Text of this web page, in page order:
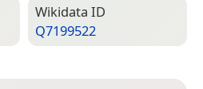
Wiki­data ID
Q7199522